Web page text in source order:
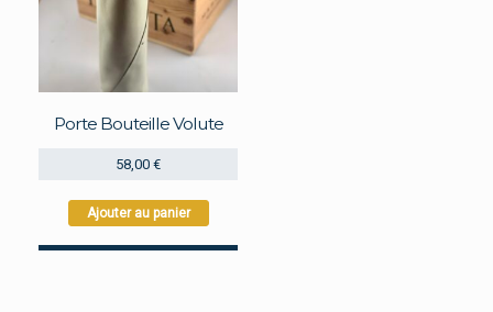
Porte Bouteille Volute
58,00€
Ajouter au panier